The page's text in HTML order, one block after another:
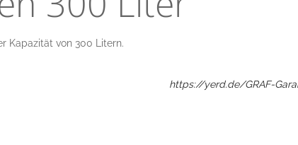
Kapazität von 300 Litern.
https://yerd.de/GRAF-